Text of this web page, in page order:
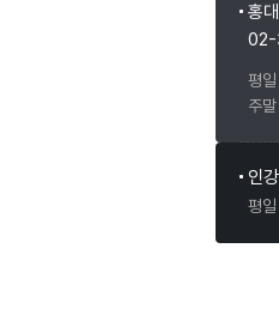
홍
평
주
인
평